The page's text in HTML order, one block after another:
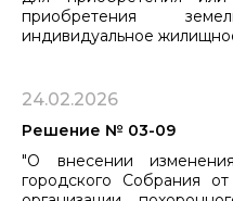
приобретения
индивидуальное
24.02.2026
Решение № 03-09
"О внесении
городского Собрания